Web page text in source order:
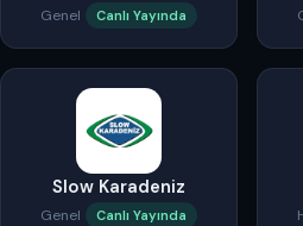
Genel Canlı Yayında
Slow Karadeniz
Genel Canlı Yayında